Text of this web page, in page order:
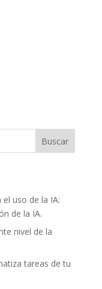
Buscar
uso de la IA:
de la IA.
nivel de la
tareas de tu